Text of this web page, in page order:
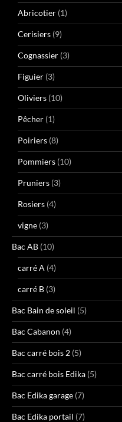
Abricotier (1)
Cerisiers (9)
Cognassier (3)
Figuier (3)
Oliviers (10)
Pêcher (1)
Poiriers (8)
Pommiers (10)
Pruniers (3)
Rosiers (4)
vigne (3)
Bac AB (10)
carré A (4)
carré B (3)
Bac Bain de soleil (5)
Bac Cabanon (4)
Bac carré bois 2 (5)
Bac carré bois Edika (5)
Bac Edika garage (7)
Bac Edika portail (7)